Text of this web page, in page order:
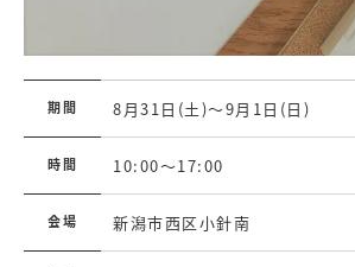
期間 8月31日(土)～9月1日(日)
時間 10:00～17:00
会場 新潟市西区小針南